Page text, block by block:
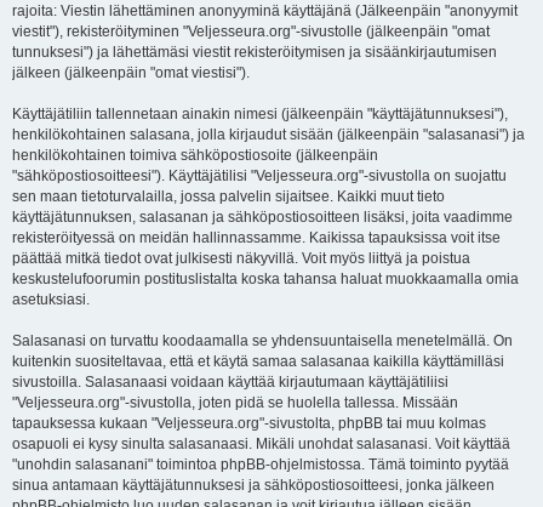
rajoita: Viestin lähettäminen anonyyminä käyttäjänä (Jälkeenpäin "anonyymit
viestit"), rekisteröityminen "Veljesseura.org"-sivustolle (jälkeenpäin "omat
tunnuksesi") ja lähettämäsi viestit rekisteröitymisen ja sisäänkirjautumisen
jälkeen (jälkeenpäin "omat viestisi").
Käyttäjätiliin tallennetaan ainakin nimesi (jälkeenpäin "käyttäjätunnuksesi"),
henkilökohtainen salasana, jolla kirjaudut sisään (jälkeenpäin "salasanasi") ja
henkilökohtainen toimiva sähköpostiosoite (jälkeenpäin
"sähköpostiosoitteesi"). Käyttäjätilisi "Veljesseura.org"-sivustolla on suojattu
sen maan tietoturvalailla, jossa palvelin sijaitsee. Kaikki muut tieto
käyttäjätunnuksen, salasanan ja sähköpostiosoitteen lisäksi, joita vaadimme
rekisteröityessä on meidän hallinnassamme. Kaikissa tapauksissa voit itse
päättää mitkä tiedot ovat julkisesti näkyvillä. Voit myös liittyä ja poistua
keskustelufoorumin postituslistalta koska tahansa haluat muokkaamalla omia
asetuksiasi.
Salasanasi on turvattu koodaamalla se yhdensuuntaisella menetelmällä. On
kuitenkin suositeltavaa, että et käytä samaa salasanaa kaikilla käyttämilläsi
sivustoilla. Salasanaasi voidaan käyttää kirjautumaan käyttäjätiliisi
"Veljesseura.org"-sivustolla, joten pidä se huolella tallessa. Missään
tapauksessa kukaan "Veljesseura.org"-sivustolta, phpBB tai muu kolmas
osapuoli ei kysy sinulta salasanaasi. Mikäli unohdat salasanasi. Voit käyttää
"unohdin salasanani" toimintoa phpBB-ohjelmistossa. Tämä toiminto pyytää
sinua antamaan käyttäjätunnuksesi ja sähköpostiosoitteesi, jonka jälkeen